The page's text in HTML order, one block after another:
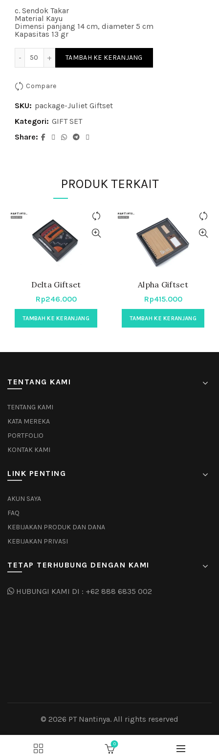
c. Sendok Takar
Material Kayu
Dimensi panjang 14 cm, diameter 5 cm
Kapasitas 13 gr
Kuantitas Juliet Giftset
TAMBAH KE KERANJANG
Compare
SKU: package-Juliet Giftset
Kategori: GIFT SET
Share
PRODUK TERKAIT
Delta Giftset
Rp246.000
TAMBAH KE KERANJANG
Alpha Giftset
Rp415.000
TAMBAH KE KERANJANG
TENTANG KAMI
TENTANG KAMI
KATA MEREKA
PORTFOLIO
KONTAK KAMI
LINK PENTING
AKUN SAYA
FAQ
KEBIJAKAN PRODUK DAN DANA
KEBIJAKAN PRIVASI
TETAP TERHUBUNG DENGAN KAMI
HUBUNGI KAMI DI : +62 888 6835 002
© 2026 PT Nantinya. All rights reserved
0